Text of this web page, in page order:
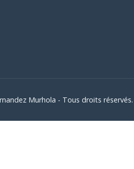
Murhola - Tous droits réservés.